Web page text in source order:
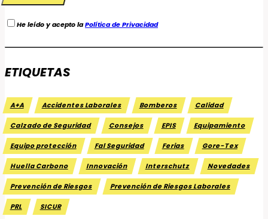
He leído y acepto laPolítica de Privacidad
ETIQUETAS
A+A Accidentes Laborales Bomberos Calidad
Calzado de Seguridad Consejos EPIS Equipamiento
Equipo protección Fal Seguridad Ferias Gore-Tex
Huella Carbono Innovación Interschutz Novedades
Prevención de Riesgos Prevención de Riesgos Laborales
PRL SICUR